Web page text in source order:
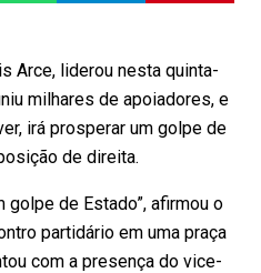
Arce, liderou nesta quinta-
milhares de apoiadores, e
irá prosperar um golpe de
de direita.
golpe de Estado”, afirmou o
partidário em uma praça
com a presença do vice-